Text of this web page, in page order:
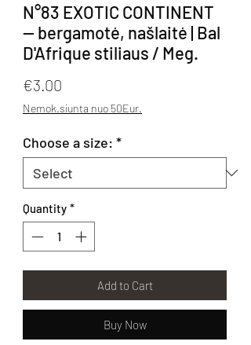
N°83 EXOTIC CONTINENT
— bergamotė, našlaitė | Bal
D'Afrique stiliaus / Meg.
€3.00
Nemok.siunta nuo 50Eur.
Choose a size: *
Quantity *
Add to Cart
Buy Now